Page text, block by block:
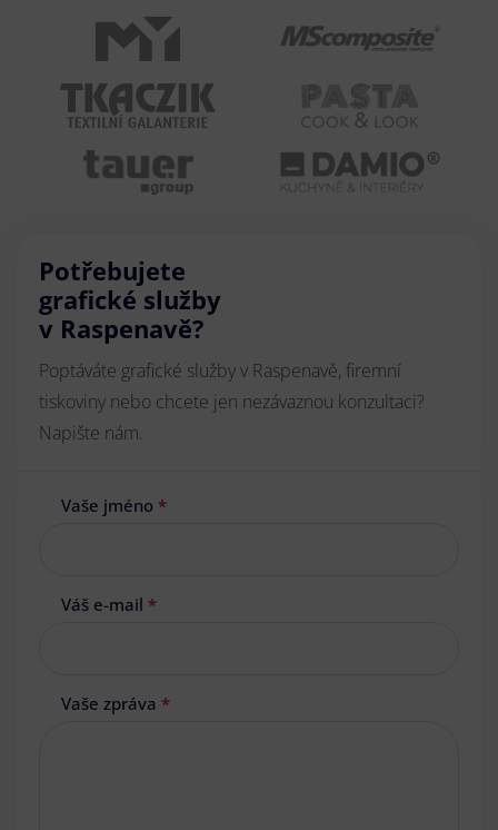
Potřebujete
grafické služby
v Raspenavě?
Poptáváte grafické služby v Raspenavě, firemní
tiskoviny nebo chcete jen nezávaznou konzultaci?
Napište nám.
Vaše jméno *
Váš e-mail *
Vaše zpráva *